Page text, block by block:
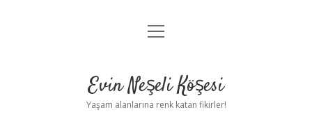
Anasayfa
Yasal Uyarı
menüyü
Evin Neşeli Köşesi
Yaşam alanlarına renk katan fikirler!